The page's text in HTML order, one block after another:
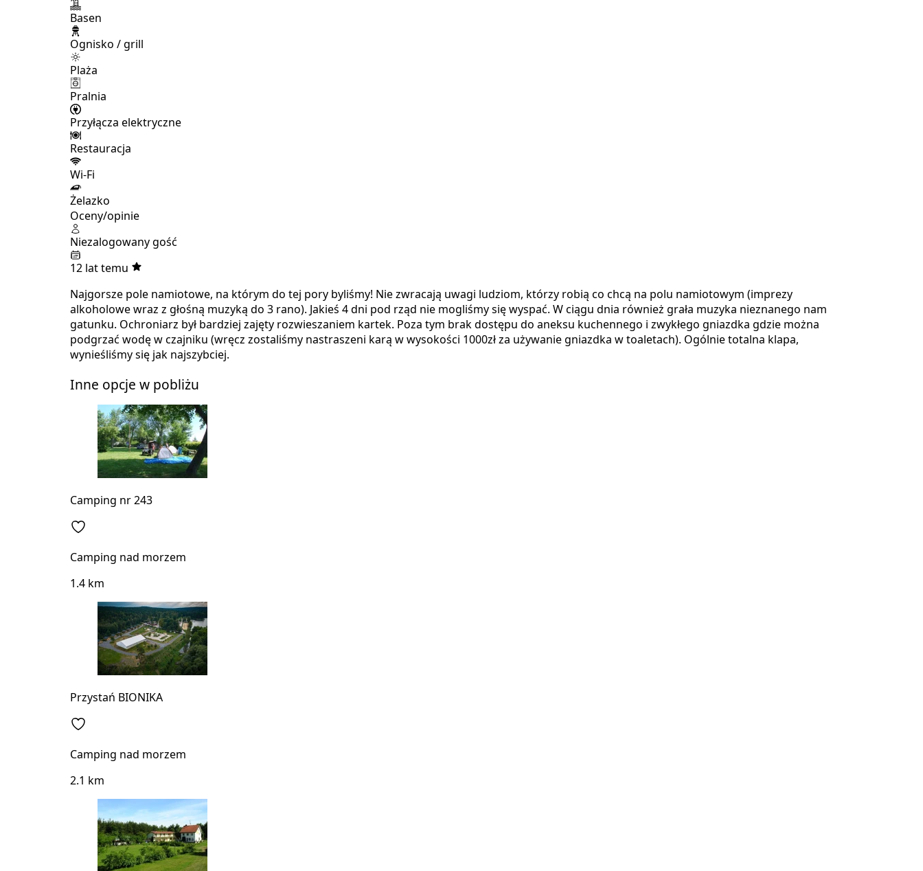
Basen
Ognisko / grill
Plaża
Pralnia
Przyłącza elektryczne
Restauracja
Wi-Fi
Żelazko
Oceny/opinie
Niezalogowany gość
12 lat temu
Najgorsze pole namiotowe, na którym do tej pory byliśmy! Nie zwracają uwagi ludziom, którzy robią co chcą na polu namiotowym (imprezy
alkoholowe wraz z głośną muzyką do 3 rano). Jakieś 4 dni pod rząd nie mogliśmy się wyspać. W ciągu dnia również grała muzyka nieznanego nam
gatunku. Ochroniarz był bardziej zajęty rozwieszaniem kartek. Poza tym brak dostępu do aneksu kuchennego i zwykłego gniazdka gdzie można
podgrzać wodę w czajniku (wręcz zostaliśmy nastraszeni karą w wysokości 1000zł za używanie gniazdka w toaletach). Ogólnie totalna klapa,
wynieśliśmy się jak najszybciej.
Inne opcje w pobliżu
Camping nr 243
Camping nad morzem
1.4 km
Przystań BIONIKA
Camping nad morzem
2.1 km